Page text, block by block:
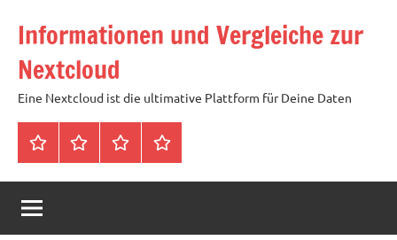
Inhalt
springen
Informationen und Vergleiche zur
Nextcloud
Eine Nextcloud ist die ultimative Plattform für Deine Daten
StartseiteNeuste
Artikel
Cloud
mit
Tags